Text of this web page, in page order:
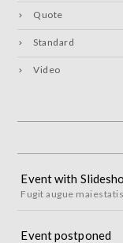
Quote
Standard
Video
Event with
Fugit augue
Event postponed